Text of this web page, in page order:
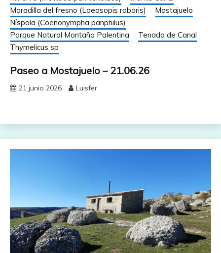
Moradilla del fresno (Laeosopis roboris)
Mostajuelo
Níspola (Coenonympha panphilus)
Parque Natural Montaña Palentina
Tenada de Canal
Thymelicus sp
Paseo a Mostajuelo – 21.06.26
21 junio 2026 Luisfer